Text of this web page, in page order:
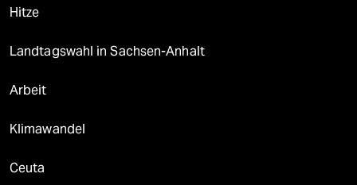
Hitze
Landtagswahl in Sachsen-Anhalt
Arbeit
Klimawandel
Ceuta